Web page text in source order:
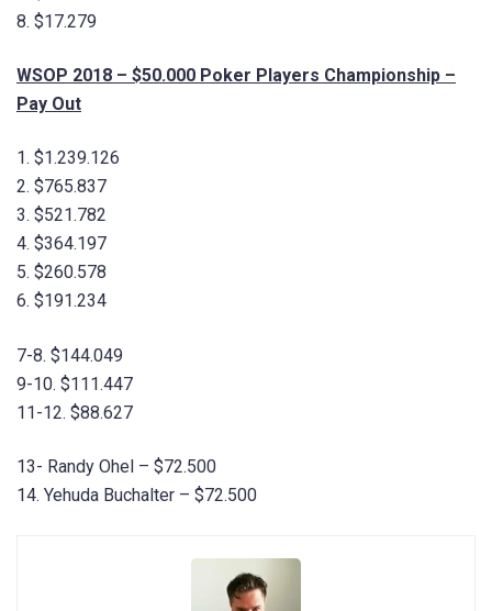
8. $17.279
WSOP 2018 – $50.000 Poker Players Championship –
Pay Out
1. $1.239.126
2. $765.837
3. $521.782
4. $364.197
5. $260.578
6. $191.234
7-8. $144.049
9-10. $111.447
11-12. $88.627
13- Randy Ohel – $72.500
14. Yehuda Buchalter – $72.500